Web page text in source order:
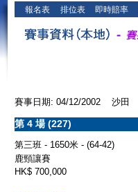
報名表 排位表 即時賠率
賽事日期: 04/12/2002 沙田
第 4 場 (227)
第三班 - 1650米 - (64-42)
鹿頸讓賽
HK$ 700,000